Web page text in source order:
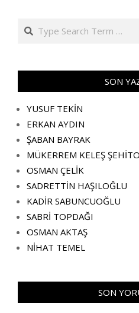
Search
SON
YUSUF TEKİN
ERKAN AYDIN
ŞABAN BAYRAK
MÜKERREM KELEŞ
OSMAN ÇELİK
SADRETTİN HAŞILOĞLU
KADİR SABUNCUOĞLU
SABRİ TOPDAĞI
OSMAN AKTAŞ
NİHAT TEMEL
SON